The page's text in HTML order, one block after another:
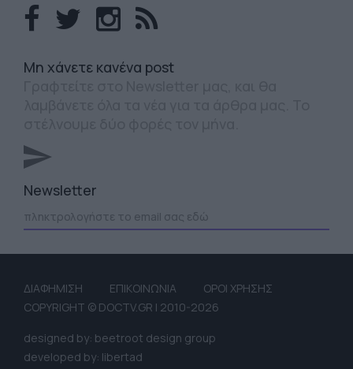
Mη χάνετε κανένα post
Newsletter
ΔΙΑΦΗΜΙΣΗ ΕΠΙΚΟΙΝΩΝΙΑ
ΟΡΟΙ ΧΡΗΣΗΣ
COPYRIGHT © DOCTV.GR | 2010-2026
designed by: beetroot design group
developed by: libertad